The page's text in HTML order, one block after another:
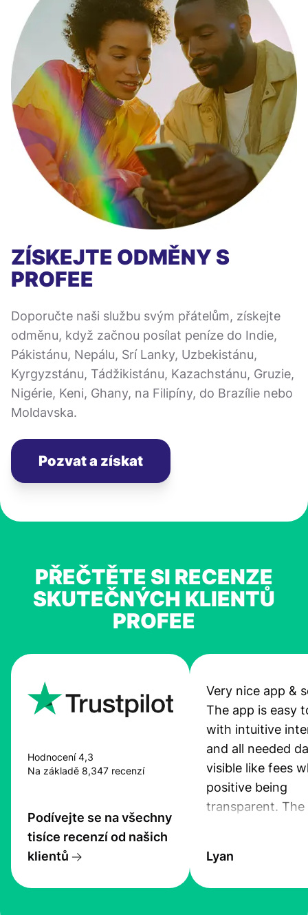
ZÍSKEJTE ODMĚNY S
PROFEE
Doporučte naši službu svým přátelům, získejte
odměnu, když začnou posílat peníze do Indie,
Pákistánu, Nepálu, Srí Lanky, Uzbekistánu,
Kyrgyzstánu, Tádžikistánu, Kazachstánu, Gruzie,
Nigérie, Keni, Ghany, na Filipíny, do Brazílie nebo
Moldavska.
Pozvat a získat
PŘEČTĚTE SI RECENZE
SKUTEČNÝCH KLIENTŮ
PROFEE
Hodnocení 4,3
Na základě 8,347 recenzí
Podívejte se na všechny
tisíce recenzí od našich
klientů
Very nice app &
The app is easy
with intuitive
and all needed
visible like fees
positive being
transparent. The
the exchange
Lyan